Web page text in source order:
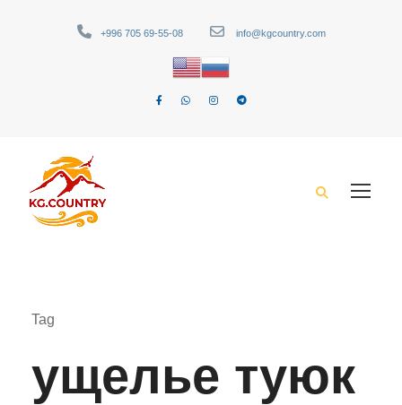
+996 705 69-55-08 info@kgcountry.com
Tag
ущелье туюк